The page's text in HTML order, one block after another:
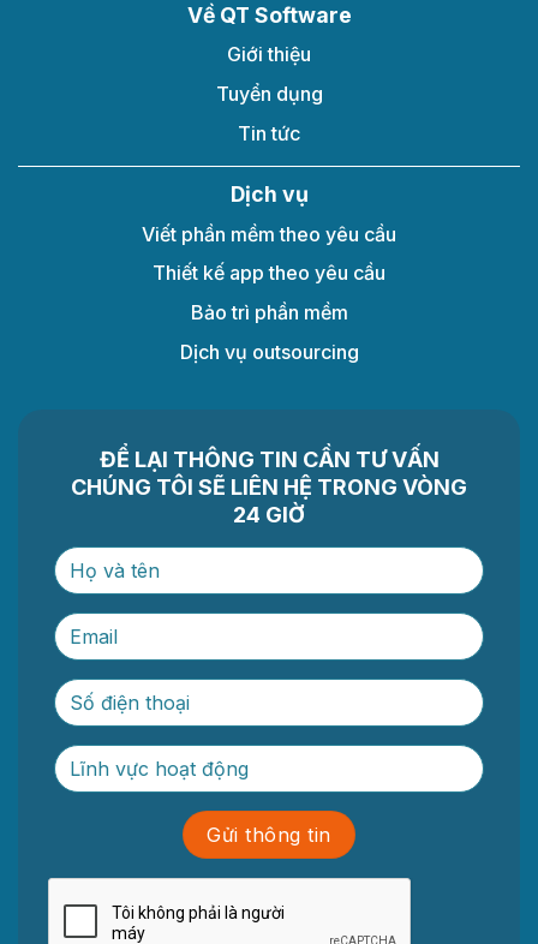
Về QT Software
Giới thiệu
Tuyển dụng
Tin tức
Dịch vụ
Viết phần mềm theo yêu cầu​
Thiết kế app theo yêu cầu
Bảo trì phần mềm
Dịch vụ outsourcing
ĐỂ LẠI THÔNG TIN CẦN TƯ VẤN
CHÚNG TÔI SẼ LIÊN HỆ TRONG VÒNG
24 GIỜ